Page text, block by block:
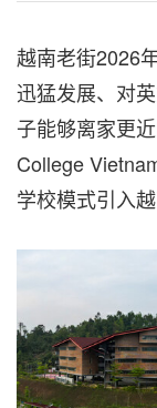
越南老街2026
迅猛发展、对
子能够离家更
College
学校模式引入越